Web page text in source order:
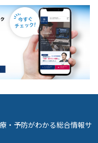
・予防がわかる総合情報サ